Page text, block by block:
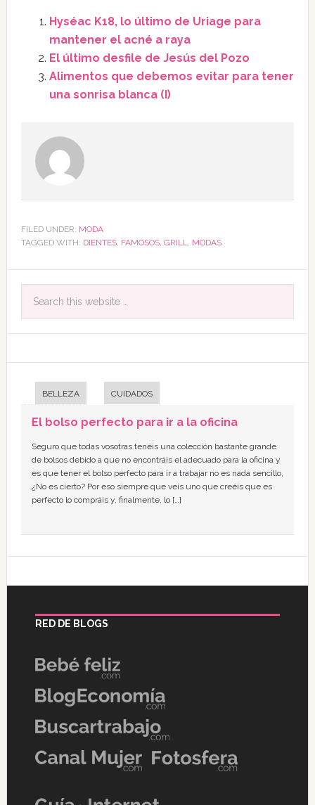
Hyséac K18, lo último de Uriage para
mantener el acné a raya
El último desfile de Jesús del Pozo
Alimentos que debemos evitar para tener
una sonrisa blanca (I)
FILED UNDER: MODA
TAGGED WITH: DIENTES, FAMOSOS, GRILL, MODAS
BELLEZA CUIDADOS
El bolso perfecto para ir a la oficina
Seguro que todas vosotras tenéis una colección bastante grande
de bolsos debido a que no encontráis el adecuado para la oficina y
es que tener el bolso perfecto para ir a trabajar no es nada sencillo,
¿No es cierto? Por eso siempre que veis uno que creéis que es
perfecto lo compráis y, finalmente, lo […]
RED DE BLOGS